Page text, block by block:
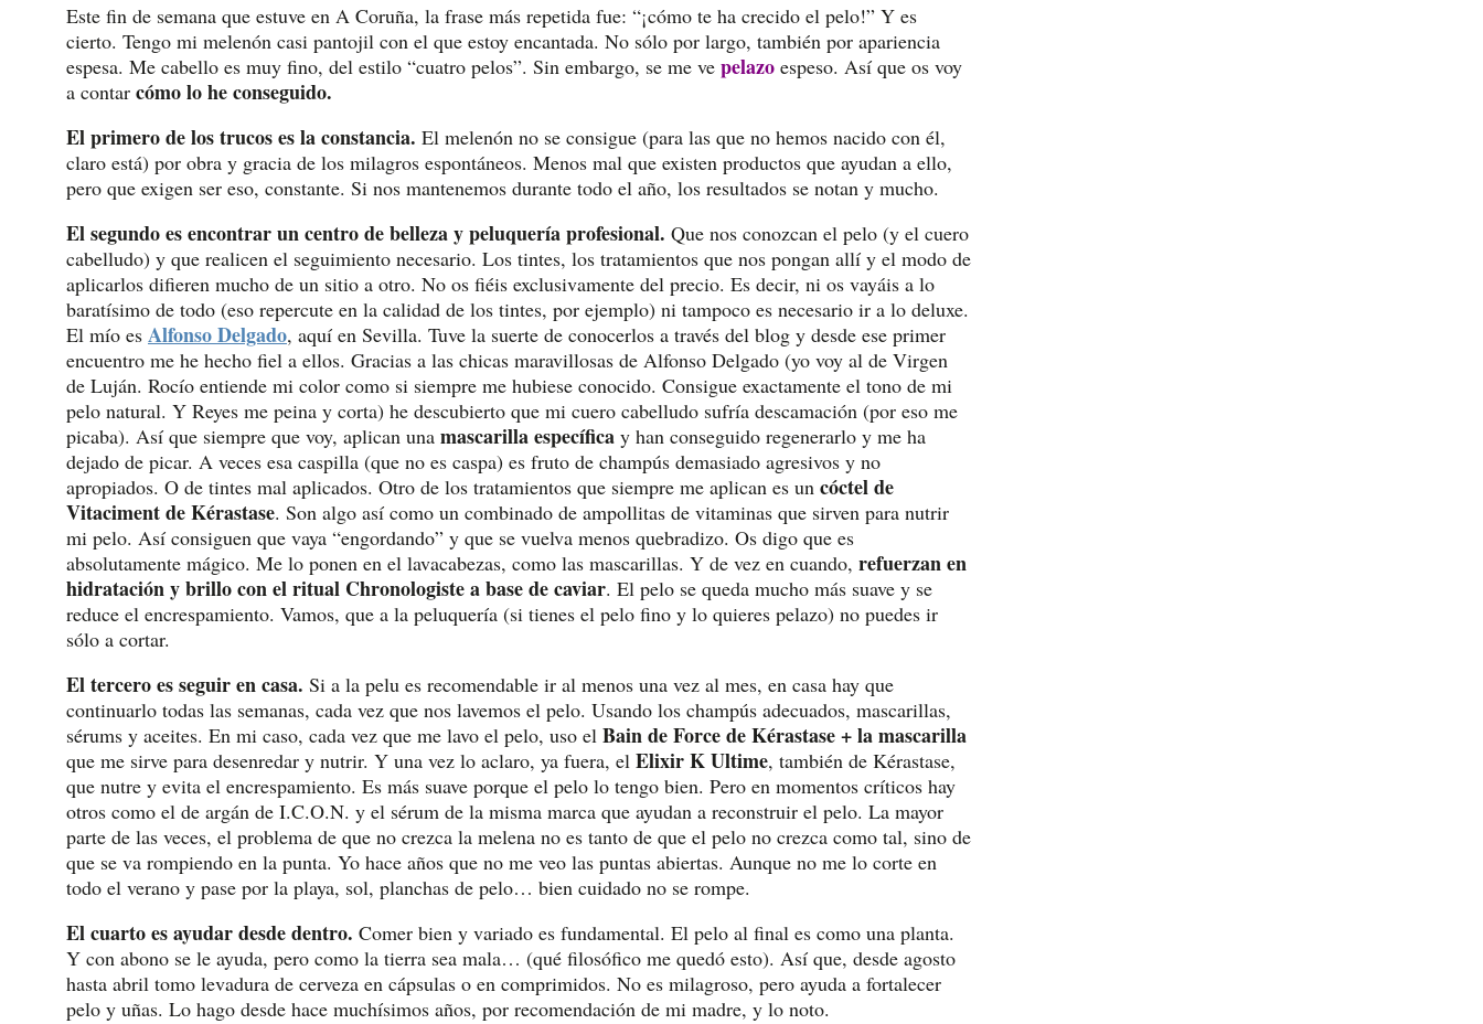
Este fin de semana que estuve en A Coruña, la frase más repetida fue: “¡cómo te ha crecido el pelo!” Y es
cierto. Tengo mi melenón casi pantojil con el que estoy encantada. No sólo por largo, también por apariencia
espesa. Me cabello es muy fino, del estilo “cuatro pelos”. Sin embargo, se me ve pelazo espeso. Así que os voy
a contar cómo lo he conseguido.
El primero de los trucos es la constancia. El melenón no se consigue (para las que no hemos nacido con él,
claro está) por obra y gracia de los milagros espontáneos. Menos mal que existen productos que ayudan a ello,
pero que exigen ser eso, constante. Si nos mantenemos durante todo el año, los resultados se notan y mucho.
El segundo es encontrar un centro de belleza y peluquería profesional. Que nos conozcan el pelo (y el cuero
cabelludo) y que realicen el seguimiento necesario. Los tintes, los tratamientos que nos pongan allí y el modo de
aplicarlos difieren mucho de un sitio a otro. No os fiéis exclusivamente del precio. Es decir, ni os vayáis a lo
baratísimo de todo (eso repercute en la calidad de los tintes, por ejemplo) ni tampoco es necesario ir a lo deluxe.
El mío es Alfonso Delgado, aquí en Sevilla. Tuve la suerte de conocerlos a través del blog y desde ese primer
encuentro me he hecho fiel a ellos. Gracias a las chicas maravillosas de Alfonso Delgado (yo voy al de Virgen
de Luján. Rocío entiende mi color como si siempre me hubiese conocido. Consigue exactamente el tono de mi
pelo natural. Y Reyes me peina y corta) he descubierto que mi cuero cabelludo sufría descamación (por eso me
picaba). Así que siempre que voy, aplican una mascarilla específica y han conseguido regenerarlo y me ha
dejado de picar. A veces esa caspilla (que no es caspa) es fruto de champús demasiado agresivos y no
apropiados. O de tintes mal aplicados. Otro de los tratamientos que siempre me aplican es un cóctel de
Vitaciment de Kérastase. Son algo así como un combinado de ampollitas de vitaminas que sirven para nutrir
mi pelo. Así consiguen que vaya “engordando” y que se vuelva menos quebradizo. Os digo que es
absolutamente mágico. Me lo ponen en el lavacabezas, como las mascarillas. Y de vez en cuando, refuerzan en
hidratación y brillo con el ritual Chronologiste a base de caviar. El pelo se queda mucho más suave y se
reduce el encrespamiento. Vamos, que a la peluquería (si tienes el pelo fino y lo quieres pelazo) no puedes ir
sólo a cortar.
El tercero es seguir en casa. Si a la pelu es recomendable ir al menos una vez al mes, en casa hay que
continuarlo todas las semanas, cada vez que nos lavemos el pelo. Usando los champús adecuados, mascarillas,
sérums y aceites. En mi caso, cada vez que me lavo el pelo, uso el Bain de Force de Kérastase + la mascarilla
que me sirve para desenredar y nutrir. Y una vez lo aclaro, ya fuera, el Elixir K Ultime, también de Kérastase,
que nutre y evita el encrespamiento. Es más suave porque el pelo lo tengo bien. Pero en momentos críticos hay
otros como el de argán de I.C.O.N. y el sérum de la misma marca que ayudan a reconstruir el pelo. La mayor
parte de las veces, el problema de que no crezca la melena no es tanto de que el pelo no crezca como tal, sino de
que se va rompiendo en la punta. Yo hace años que no me veo las puntas abiertas. Aunque no me lo corte en
todo el verano y pase por la playa, sol, planchas de pelo… bien cuidado no se rompe.
El cuarto es ayudar desde dentro. Comer bien y variado es fundamental. El pelo al final es como una planta.
Y con abono se le ayuda, pero como la tierra sea mala… (qué filosófico me quedó esto). Así que, desde agosto
hasta abril tomo levadura de cerveza en cápsulas o en comprimidos. No es milagroso, pero ayuda a fortalecer
pelo y uñas. Lo hago desde hace muchísimos años, por recomendación de mi madre, y lo noto.